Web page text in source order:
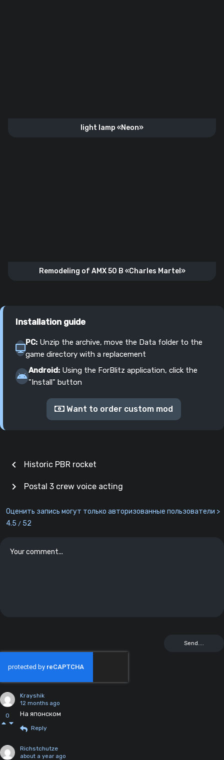
light lamp «Neon»
Remodeling of AMX 50 B «Charles Martel»
Installation guide
PC: Unzip the archive, move the Data folder to the
game directory with a replacement
Android: Using the ForBlitz application, click the
"Install" button
Want to order custom mod
chevron_left Historic PBR rocket
Postal 3 crew voice acting
chevron_right
Оценить запись могут только авторизованные пользователи >
4.5 / 52
0
Krayshik
12 months ago
На японском
Reply
Richstchutze
about a year ago